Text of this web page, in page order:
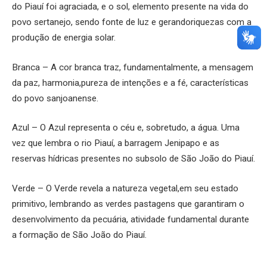
do Piauí foi agraciada, e o sol, elemento presente na vida do
povo sertanejo, sendo fonte de luz e gerandoriquezas com a
produção de energia solar.
Branca – A cor branca traz, fundamentalmente, a mensagem
da paz, harmonia,pureza de intenções e a fé, características
do povo sanjoanense.
Azul – O Azul representa o céu e, sobretudo, a água. Uma
vez que lembra o rio Piauí, a barragem Jenipapo e as
reservas hídricas presentes no subsolo de São João do Piauí.
Verde – O Verde revela a natureza vegetal,em seu estado
primitivo, lembrando as verdes pastagens que garantiram o
desenvolvimento da pecuária, atividade fundamental durante
a formação de São João do Piauí.